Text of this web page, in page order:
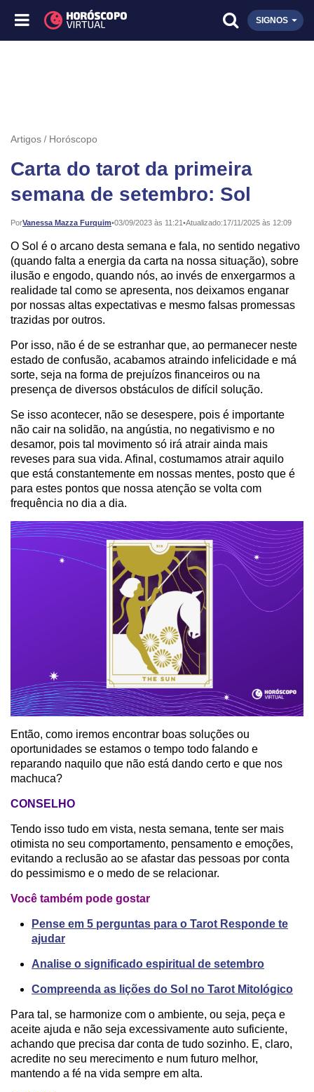
SIGNOS
Artigos Horóscopo
Carta do tarot da primeira
semana de setembro: Sol
PorVanessa Mazza Furquim•
Publicado: 03/09/2023 às 11:21•Atualizado:17/11/2025 às 12:09
O Sol é o arcano desta semana e fala, no sentido negativo
(quando falta a energia da carta na nossa situação), sobre
ilusão e engodo, quando nós, ao invés de enxergarmos a
realidade tal como se apresenta, nos deixamos enganar
por nossas altas expectativas e mesmo falsas promessas
trazidas por outros.
Por isso, não é de se estranhar que, ao permanecer neste
estado de confusão, acabamos atraindo infelicidade e má
sorte, seja na forma de prejuízos financeiros ou na
presença de diversos obstáculos de difícil solução.
Se isso acontecer, não se desespere, pois é importante
não cair na solidão, na angústia, no negativismo e no
desamor, pois tal movimento só irá atrair ainda mais
reveses para sua vida. Afinal, costumamos atrair aquilo
que está constantemente em nossas mentes, posto que é
para estes pontos que nossa atenção se volta com
frequência no dia a dia.
Então, como iremos encontrar boas soluções ou
oportunidades se estamos o tempo todo falando e
reparando naquilo que não está dando certo e que nos
machuca?
CONSELHO
Tendo isso tudo em vista, nesta semana, tente ser mais
otimista no seu comportamento, pensamento e emoções,
evitando a reclusão ao se afastar das pessoas por conta
do pessimismo e o medo de se relacionar.
Você também pode gostar
Pense em 5 perguntas para o Tarot Responde te
ajudar
Analise o significado espiritual de setembro
Compreenda as lições do Sol no Tarot Mitológico
Para tal, se harmonize com o ambiente, ou seja, peça e
aceite ajuda e não seja excessivamente auto suficiente,
achando que precisa dar conta de tudo sozinho. E, claro,
acredite no seu merecimento e num futuro melhor,
mantendo a fé na vida sempre em alta.